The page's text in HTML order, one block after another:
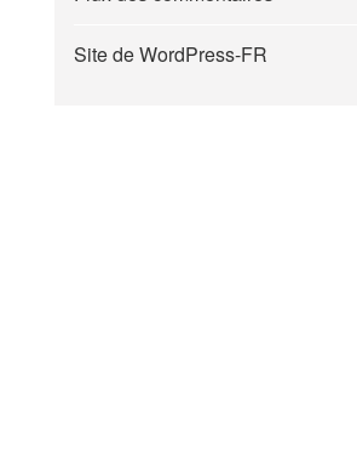
Site de WordPress-FR